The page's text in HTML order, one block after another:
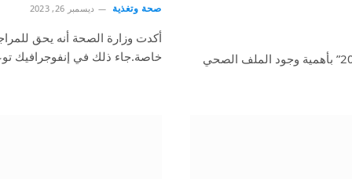
أوصى اللقاء السنوي للجمعية الصيدلية السعودية “سيفا 2024” بأهمية وجود الملف الصحي
صحة وتغذية ديسمبر 26, 2023
أكدت وزارة الصحة أنه يحق
خاصة.جاء ذلك في إنفوجرافيك